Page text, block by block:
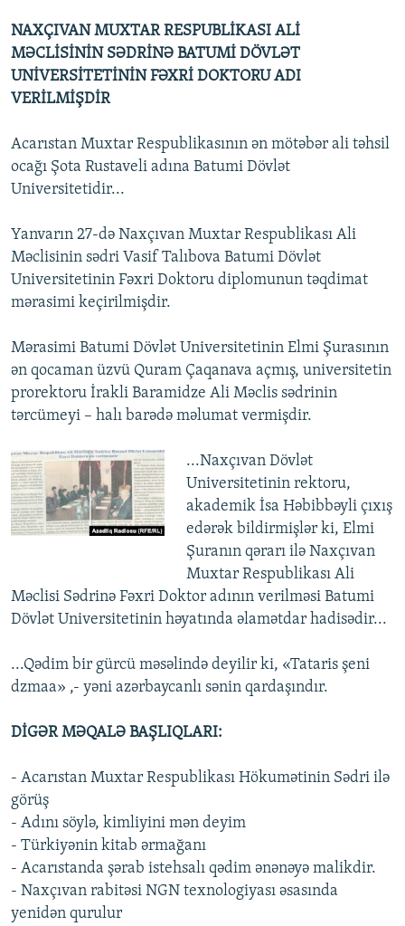
NAXÇIVAN MUXTAR RESPUBLİKASI ALİ
MƏCLİSİNİN SƏDRİNƏ BATUMİ DÖVLƏT
UNİVERSİTETİNİN FƏXRİ DOKTORU ADI
VERİLMİŞDİR
Acarıstan Muxtar Respublikasının ən mötəbər ali təhsil
ocağı Şota Rustaveli adına Batumi Dövlət
Universitetidir...
Yanvarın 27-də Naxçıvan Muxtar Respublikası Ali
Məclisinin sədri Vasif Talıbova Batumi Dövlət
Universitetinin Fəxri Doktoru diplomunun təqdimat
mərasimi keçirilmişdir.
Mərasimi Batumi Dövlət Universitetinin Elmi Şurasının
ən qocaman üzvü Quram Çaqanava açmış, universitetin
prorektoru İrakli Baramidze Ali Məclis sədrinin
tərcümeyi – halı barədə məlumat vermişdir.
...Naxçıvan Dövlət
Universitetinin rektoru,
akademik İsa Həbibbəyli çıxış
edərək bildirmişlər ki, Elmi
Şuranın qərarı ilə Naxçıvan
Muxtar Respublikası Ali
Məclisi Sədrinə Fəxri Doktor adının verilməsi Batumi
Dövlət Universitetinin həyatında əlamətdar hadisədir...
...Qədim bir gürcü məsəlində deyilir ki, «Tataris şeni
dzmaa» ,- yəni azərbaycanlı sənin qardaşındır.
DİGƏR MƏQALƏ BAŞLIQLARI:
- Acarıstan Muxtar Respublikası Hökumətinin Sədri ilə
görüş
- Adını söylə, kimliyini mən deyim
- Türkiyənin kitab ərmağanı
- Acarıstanda şərab istehsalı qədim ənənəyə malikdir.
- Naxçıvan rabitəsi NGN texnologiyası əsasında
yenidən qurulur